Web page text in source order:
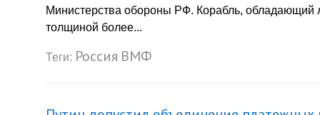
Министерства обороны РФ. Корабль, обладающий
толщиной более...
Теги: Россия ВМФ